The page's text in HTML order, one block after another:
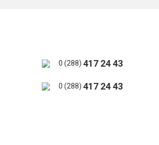
Bu ürüne benzer farklı
0 (288) 417 24 43
0 (288) 417 24 43